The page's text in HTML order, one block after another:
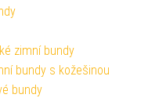
zimní bundy
bundy s kožešinou
bundy